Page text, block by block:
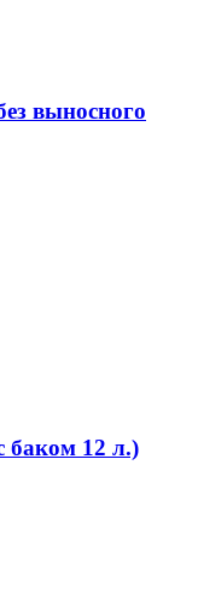
выносного
баком 12 л.)